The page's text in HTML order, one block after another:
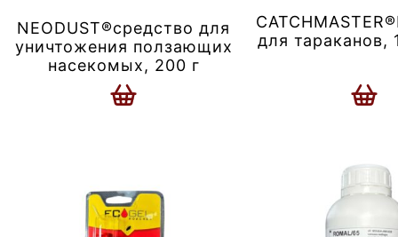
NEODUST®средство для
уничтожения ползающих
насекомых, 200 г
для тараканов,